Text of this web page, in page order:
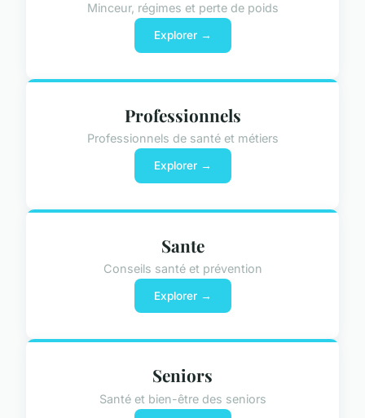
Minceur, régimes et perte de poids
Explorer →
Professionnels
Professionnels de santé et métiers
Explorer →
Sante
Conseils santé et prévention
Explorer →
Seniors
Santé et bien-être des seniors